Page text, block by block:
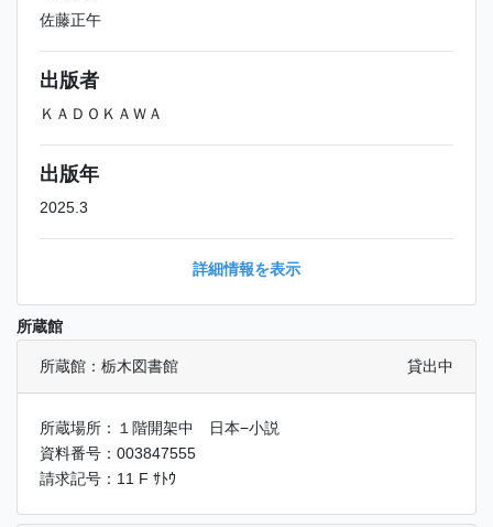
佐藤正午
出版者
ＫＡＤＯＫＡＷＡ
出版年
2025.3
詳細情報を表示
所蔵館
所蔵館：栃木図書館 貸出中
所蔵場所：１階開架中 日本−小説
資料番号：003847555
請求記号：11 F ｻﾄｳ